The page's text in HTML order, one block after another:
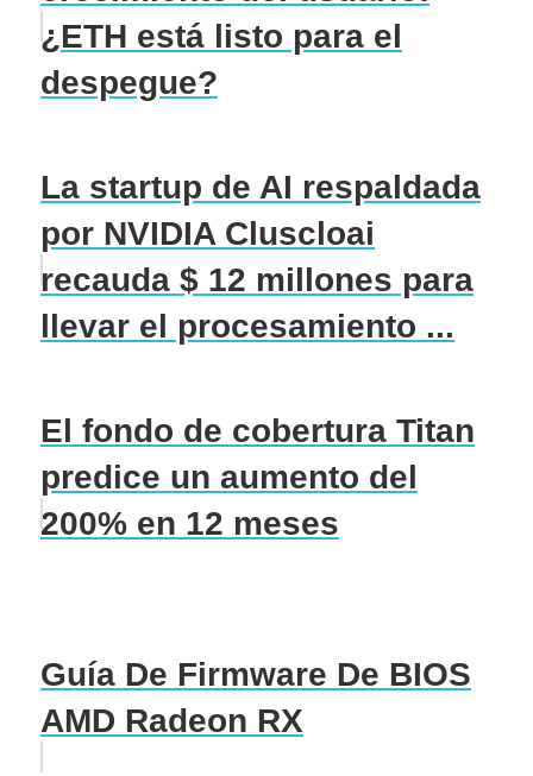
¿ETH está listo para el
despegue?
La startup de AI respaldada
por NVIDIA Cluscloai
recauda $ 12 millones para
llevar el procesamiento ...
El fondo de cobertura Titan
predice un aumento del
200% en 12 meses
Guía De Firmware De BIOS
AMD Radeon RX